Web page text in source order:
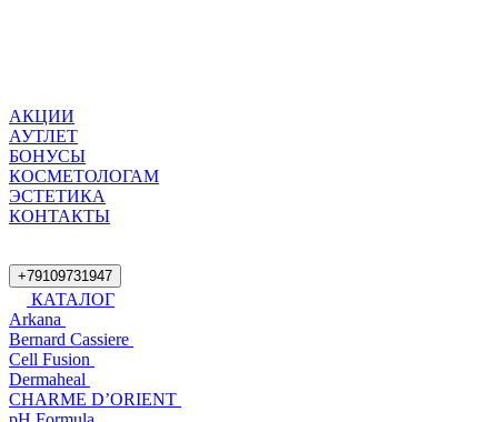
АКЦИИ
АУТЛЕТ
БОНУСЫ
КОСМЕТОЛОГАМ
ЭСТЕТИКА
КОНТАКТЫ
+79109731947
КАТАЛОГ
Arkana
Bernard Cassiere
Cell Fusion
Dermaheal
CHARME D’ORIENT